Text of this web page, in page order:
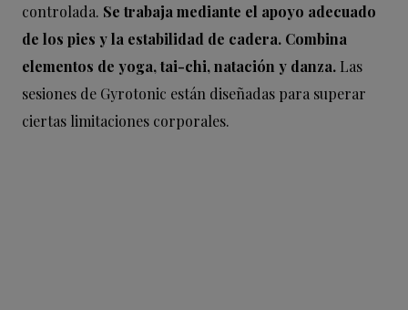
controlada. Se trabaja mediante el apoyo adecuado
de los pies y la estabilidad de cadera. Combina
elementos de yoga, tai-chi, natación y danza. Las
sesiones de Gyrotonic están diseñadas para superar
ciertas limitaciones corporales.